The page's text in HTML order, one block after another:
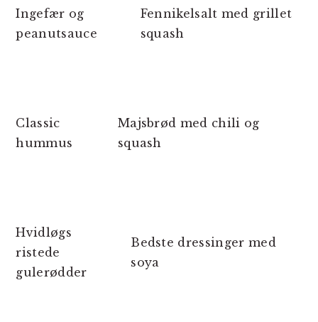
Ingefær og
peanutsauce
Fennikelsalt med grillet
squash
Classic
hummus
Majsbrød med chili og
squash
Hvidløgs
ristede
gulerødder
Bedste dressinger med
soya